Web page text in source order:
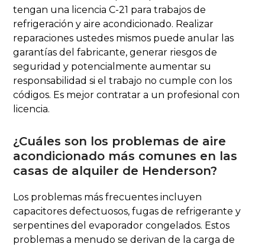
tengan una licencia C-21 para trabajos de
refrigeración y aire acondicionado. Realizar
reparaciones ustedes mismos puede anular las
garantías del fabricante, generar riesgos de
seguridad y potencialmente aumentar su
responsabilidad si el trabajo no cumple con los
códigos. Es mejor contratar a un profesional con
licencia.
¿Cuáles son los problemas de aire
acondicionado más comunes en las
casas de alquiler de Henderson?
Los problemas más frecuentes incluyen
capacitores defectuosos, fugas de refrigerante y
serpentines del evaporador congelados. Estos
problemas a menudo se derivan de la carga de